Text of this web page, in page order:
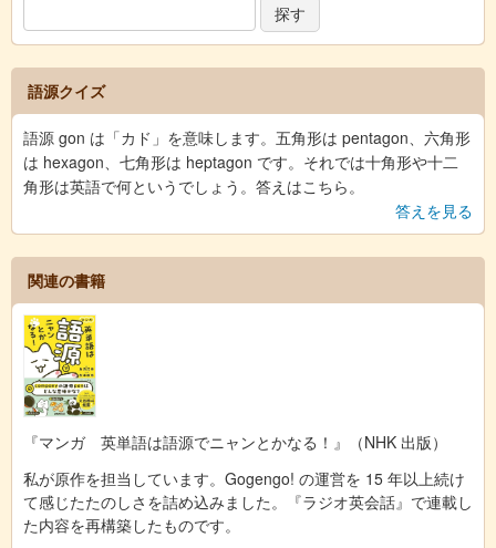
語源クイズ
語源 gon は「カド」を意味します。五角形は pentagon、六角形
は hexagon、七角形は heptagon です。それでは十角形や十二
角形は英語で何というでしょう。答えはこちら。
答えを見る
関連の書籍
『マンガ 英単語は語源でニャンとかなる！』（NHK 出版）
私が原作を担当しています。Gogengo! の運営を 15 年以上続け
て感じたたのしさを詰め込みました。『ラジオ英会話』で連載し
た内容を再構築したものです。